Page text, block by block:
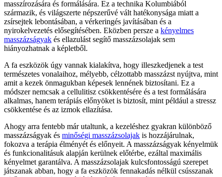
masszírozására és formálására. Ez a technika Kolumbiából
származik, és világszerte népszerűvé vált hatékonysága miatt a
zsírsejtek lebontásában, a vérkeringés javításában és a
nyirokelvezetés elősegítésében. Eközben persze a kényelmes
masszázságyak és ellazulást segítő masszázsolajak sem
hiányozhatnak a képletből.
A fa eszközök úgy vannak kialakítva, hogy illeszkedjenek a test
természetes vonalaihoz, mélyebb, célzottabb masszázst nyújtva, mint
amit a kezek önmagukban képesek lennének biztosítani. Ez a
módszer nemcsak a cellulitisz csökkentésére és a test formálására
alkalmas, hanem terápiás előnyöket is biztosít, mint például a stressz
csökkentése és az izmok ellazítása.
Ahogy arra fentebb már utaltunk, a kezeléshez gyakran különböző
masszázságyak és minőségi masszázsolajak is hozzájárulnak,
fokozva a terápia élményét és előnyeit. A masszázságyak kényelmük
és funkcionalitásuk alapján kerülnek előtérbe, ezáltal maximális
kényelmet garantálva. A masszázsolajak kulcsfontosságú szerepet
játszanak abban, hogy a fa eszközök fennakadás nélkül csússzanak